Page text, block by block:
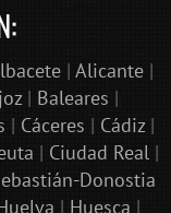
| Alicante|
| Baleares |
| Cáceres | Cádiz|
| Ciudad Real|
Donostia
| Huesca |